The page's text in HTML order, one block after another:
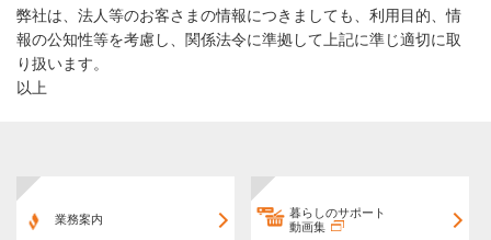
弊社は、法人等のお客さまの情報につきましても、利用目的、情
報の公知性等を考慮し、関係法令に準拠して上記に準じ適切に取
り扱います。
以上
業務案内
暮らしのサポート
動画集